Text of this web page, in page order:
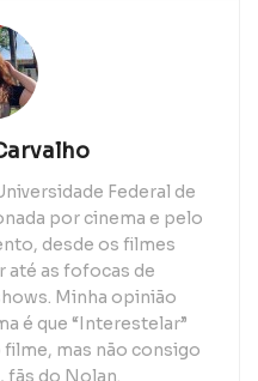
Federal de
por cinema e pelo
desde os filmes
até as fofocas de
Minha opinião
é que “Interestelar”
filme, mas não consigo
fãs do Nolan.